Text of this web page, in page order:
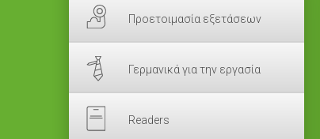
Προετοιμασία εξετάσεων
Γερμανικά για την εργασία
Readers